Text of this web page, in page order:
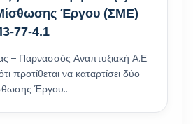
Έργου (ΣΜΕ)
77-4.1
– Παρνασσός Αναπτυξιακή Α.Ε.
προτίθεται να καταρτίσει δύο
Έργου…